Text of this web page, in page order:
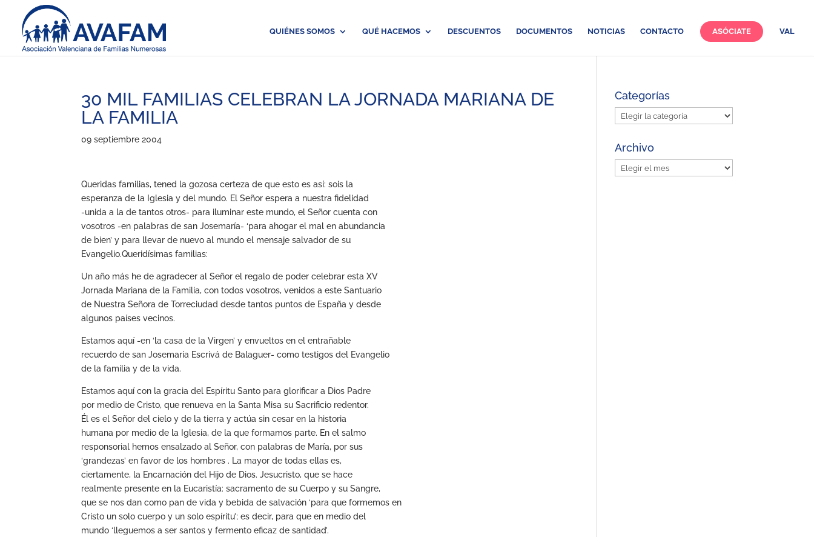
QUIÉNES SOMOS QUÉ HACEMOS DESCUENTOS DOCUMENTOS NOTICIAS CONTACTO ASÓCIATE VAL
30 MIL FAMILIAS CELEBRAN LA JORNADA MARIANA DE
LA FAMILIA
09 septiembre 2004
Queridas familias, tened la gozosa certeza de que esto es así: sois la
esperanza de la Iglesia y del mundo. El Señor espera a nuestra fidelidad
-unida a la de tantos otros- para iluminar este mundo, el Señor cuenta con
vosotros -en palabras de san Josemaría- ‘para ahogar el mal en abundancia
de bien’ y para llevar de nuevo al mundo el mensaje salvador de su
Evangelio.Queridísimas familias:
Un año más he de agradecer al Señor el regalo de poder celebrar esta XV
Jornada Mariana de la Familia, con todos vosotros, venidos a este Santuario
de Nuestra Señora de Torreciudad desde tantos puntos de España y desde
algunos países vecinos.
Estamos aquí -en ‘la casa de la Virgen’ y envueltos en el entrañable
recuerdo de san Josemaría Escrivá de Balaguer- como testigos del Evangelio
de la familia y de la vida.
Estamos aquí con la gracia del Espíritu Santo para glorificar a Dios Padre
por medio de Cristo, que renueva en la Santa Misa su Sacrificio redentor.
Él es el Señor del cielo y de la tierra y actúa sin cesar en la historia
humana por medio de la Iglesia, de la que formamos parte. En el salmo
responsorial hemos ensalzado al Señor, con palabras de María, por sus
‘grandezas’ en favor de los hombres . La mayor de todas ellas es,
ciertamente, la Encarnación del Hijo de Dios. Jesucristo, que se hace
realmente presente en la Eucaristía: sacramento de su Cuerpo y su Sangre,
que se nos dan como pan de vida y bebida de salvación ‘para que formemos en
Cristo un solo cuerpo y un solo espíritu’; es decir, para que en medio del
mundo ‘lleguemos a ser santos y fermento eficaz de santidad’.
Categorías
Categorías
Archivo
Archivo